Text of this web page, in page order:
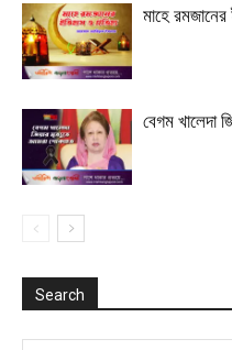
মাহে
বেগম খালেদা
Search